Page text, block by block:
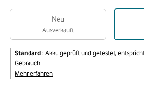
Neu
Ausverkauft
Standard: Akku geprüft und getestet,
Gebrauch
Mehr erfahren